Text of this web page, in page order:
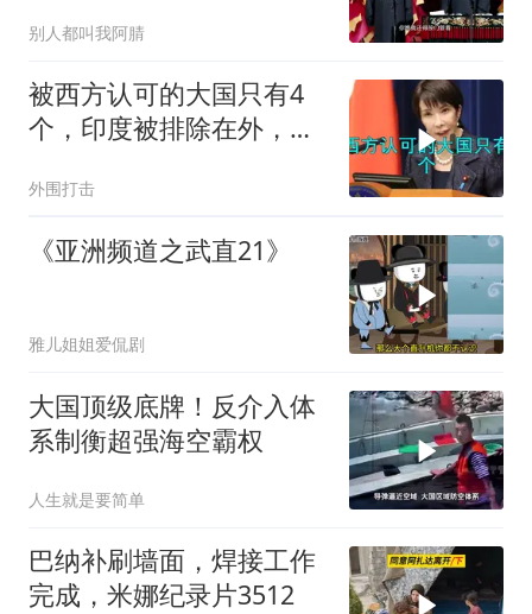
别人都叫我阿腈
被西方认可的大国只有4
个，印度被排除在外，为
外围打击
《亚洲频道之武直21》
雅儿姐姐爱侃剧
大国顶级底牌！反介入体
系制衡超强海空霸权
人生就是要简单
巴纳补刷墙面，焊接工作
完成，米娜纪录片3512